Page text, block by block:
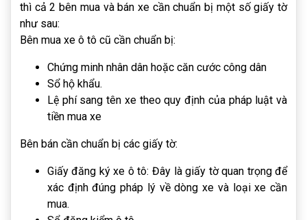
thì cả 2 bên mua và bán xe cần chuẩn bị một số giấy tờ
như sau:
Bên mua xe ô tô cũ cần chuẩn bị:
Chứng minh nhân dân hoặc căn cước công dân
Sổ hộ khẩu.
Lệ phí sang tên xe theo quy định của pháp luật và
tiền mua xe
Bên bán cần chuẩn bị các giấy tờ:
Giấy đăng ký xe ô tô: Đây là giấy tờ quan trọng để
xác định đúng pháp lý về dòng xe và loại xe cần
mua.